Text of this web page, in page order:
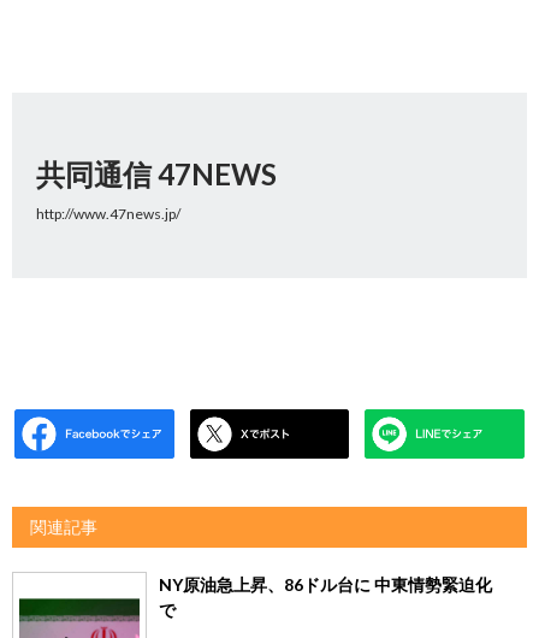
共同通信 47NEWS
http://www.47news.jp/
関連記事
NY原油急上昇、86ドル台に 中東情勢緊迫化
で